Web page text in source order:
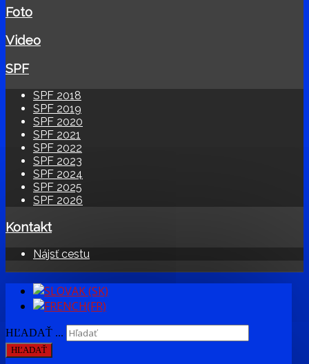
Foto
Video
SPF
SPF 2018
SPF 2019
SPF 2020
SPF 2021
SPF 2022
SPF 2023
SPF 2024
SPF 2025
SPF 2026
Kontakt
Nájsť cestu
HĽADAŤ ...
HĽADAŤ